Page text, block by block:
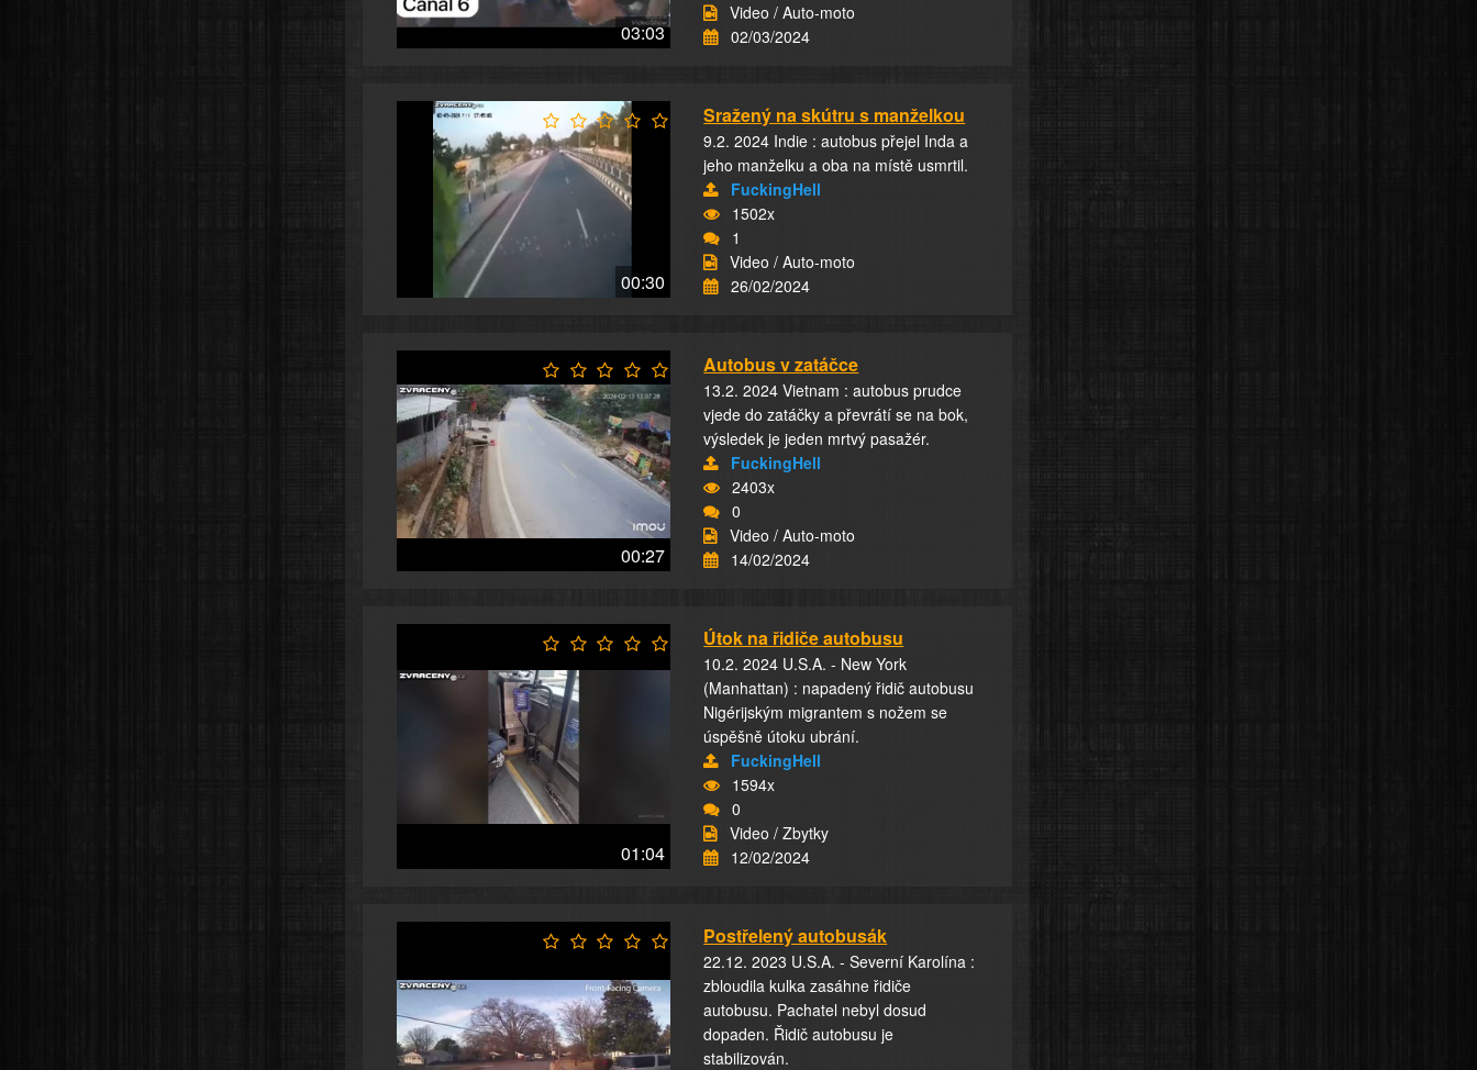
03:03
Video / Auto-moto
02/03/2024
00:30
Sražený na skútru s manželkou
9.2. 2024 Indie : autobus přejel Inda a
jeho manželku a oba na místě usmrtil.
FuckingHell
1502x
1
Video / Auto-moto
26/02/2024
00:27
Autobus v zatáčce
13.2. 2024 Vietnam : autobus prudce
vjede do zatáčky a převrátí se na bok,
výsledek je jeden mrtvý pasažér.
FuckingHell
2403x
0
Video / Auto-moto
14/02/2024
01:04
Útok na řidiče autobusu
10.2. 2024 U.S.A. - New York
(Manhattan) : napadený řidič autobusu
Nigérijským migrantem s nožem se
úspěšně útoku ubrání.
FuckingHell
1594x
0
Video / Zbytky
12/02/2024
Postřelený autobusák
22.12. 2023 U.S.A. - Severní Karolína :
zbloudila kulka zasáhne řidiče
autobusu. Pachatel nebyl dosud
dopaden. Řidič autobusu je
stabilizován.